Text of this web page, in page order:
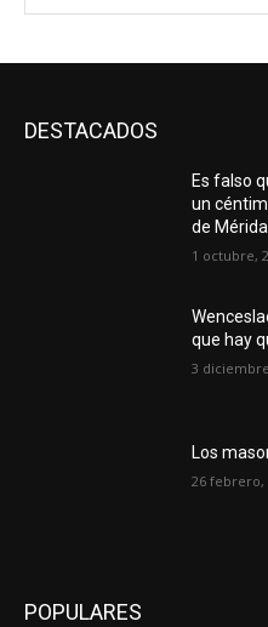
DESTACADOS
Es falso
un
de Mérida
1 octubre,
que hay
3
Los
26 febrero,
POPULARES